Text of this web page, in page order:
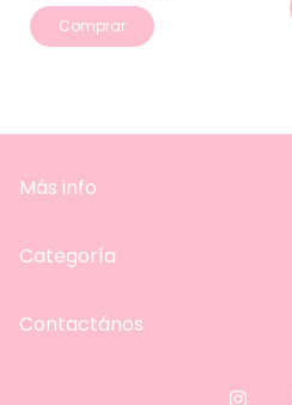
Comprar
Más info
Categoría
Contactános